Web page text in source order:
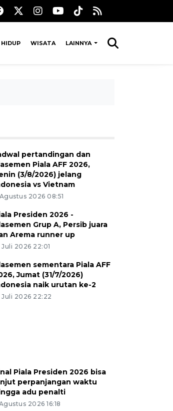
HIDUP WISATA LAINNYA
pertandingan dan
Piala AFF 2026,
(3/8/2026) jelang
vs Vietnam
2026 08:51
Presiden 2026 -
Grup A, Persib juara
Arema runner up
Juli 2026 22:01
sementara Piala AFF
Jumat (31/7/2026)
naik urutan ke-2
Juli 2026 22:22
Piala Presiden 2026 bisa
perpanjangan waktu
adu penalti
2026 16:18